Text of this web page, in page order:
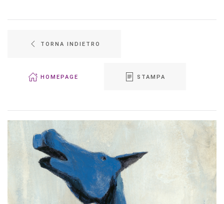
TORNA INDIETRO
HOMEPAGE STAMPA